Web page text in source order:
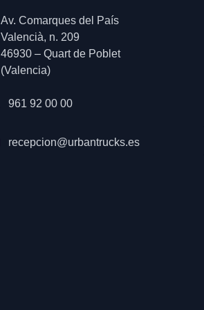
Av. Comarques del País
Valencià, n. 209
46930 – Quart de Poblet
(Valencia)
961 92 00 00
recepcion@urbantrucks.es